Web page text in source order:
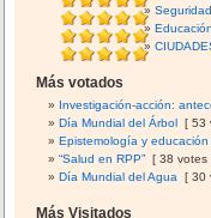
Más votados
Investigación-acción:
Día Mundial del Árbol [ 53
Epistemología y educación
“Salud en RPP” [ 38 votes
Día Mundial del Agua
[ 30
Más Visitados